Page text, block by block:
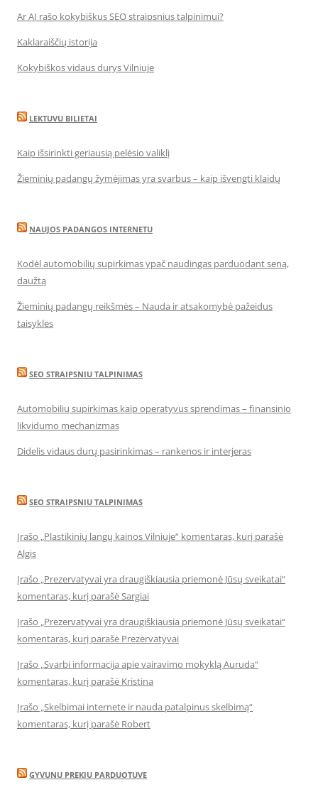
Ar AI rašo kokybiškus SEO straipsnius talpinimui?
Kaklaraiščių istorija
Kokybiškos vidaus durys Vilniuje
LEKTUVU BILIETAI
Kaip išsirinkti geriausią pelėsio valiklį
Žieminių padangų žymėjimas yra svarbus – kaip išvengti klaidų
NAUJOS PADANGOS INTERNETU
Kodėl automobilių supirkimas ypač naudingas parduodant seną,
daužtą
Žieminių padangų reikšmės – Nauda ir atsakomybė pažeidus
taisykles
SEO STRAIPSNIU TALPINIMAS
Automobilių supirkimas kaip operatyvus sprendimas – finansinio
likvidumo mechanizmas
Didelis vidaus durų pasirinkimas – rankenos ir interjeras
SEO STRAIPSNIU TALPINIMAS
Įrašo „Plastikinių langų kainos Vilniuje“ komentaras, kurį parašė
Algis
Įrašo „Prezervatyvai yra draugiškiausia priemonė Jūsų sveikatai“
komentaras, kurį parašė Sargiai
Įrašo „Prezervatyvai yra draugiškiausia priemonė Jūsų sveikatai“
komentaras, kurį parašė Prezervatyvai
Įrašo „Svarbi informacija apie vairavimo mokyklą Auruda“
komentaras, kurį parašė Kristina
Įrašo „Skelbimai internete ir nauda patalpinus skelbimą“
komentaras, kurį parašė Robert
GYVUNU PREKIU PARDUOTUVE